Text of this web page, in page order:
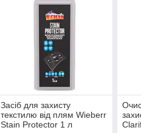
Засіб для захисту
текстилю від плям Wieberr
Stain Protector 1 л